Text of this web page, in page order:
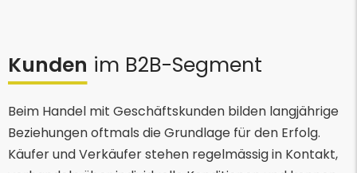
Kunden im B2B-Segment
Beim Handel mit Geschäftskunden bilden langjährige
Beziehungen oftmals die Grundlage für den Erfolg.
Käufer und Verkäufer stehen regelmässig in Kontakt,